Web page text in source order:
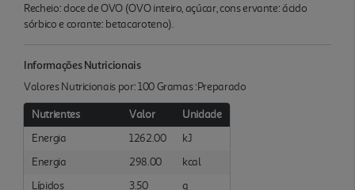
Recheio: doce de OVO (OVO inteiro, açúcar, cons ervante: ácido
sórbico e corante: betacaroteno).
Informações Nutricionais
Valores Nutricionais por: 100 Gramas :Preparado
Nutrientes Valor
Unidade
Energia
1262.00
kJ
Energia
298.00
kcal
Lípidos
3.50
g